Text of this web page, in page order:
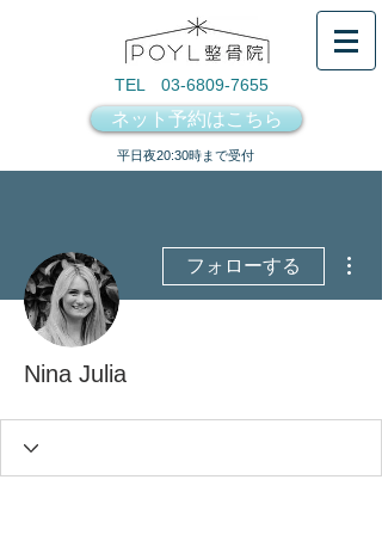
TEL 03-6809-7655
ネット予約はこちら
​平日夜20:30時まで受付
フォローする
Nina Julia